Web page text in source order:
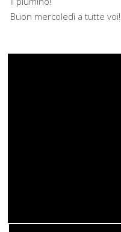
Buon mercoledì a tutte voi!